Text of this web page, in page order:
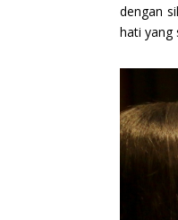
dengan
hati yang